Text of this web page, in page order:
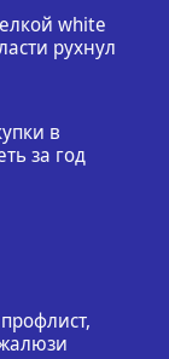
white
рухнул
в
за год